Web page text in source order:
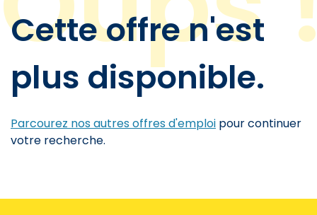
Cette offre n'est
plus disponible.
Parcourez nos autres offres d'emploi pour continuer
votre recherche.